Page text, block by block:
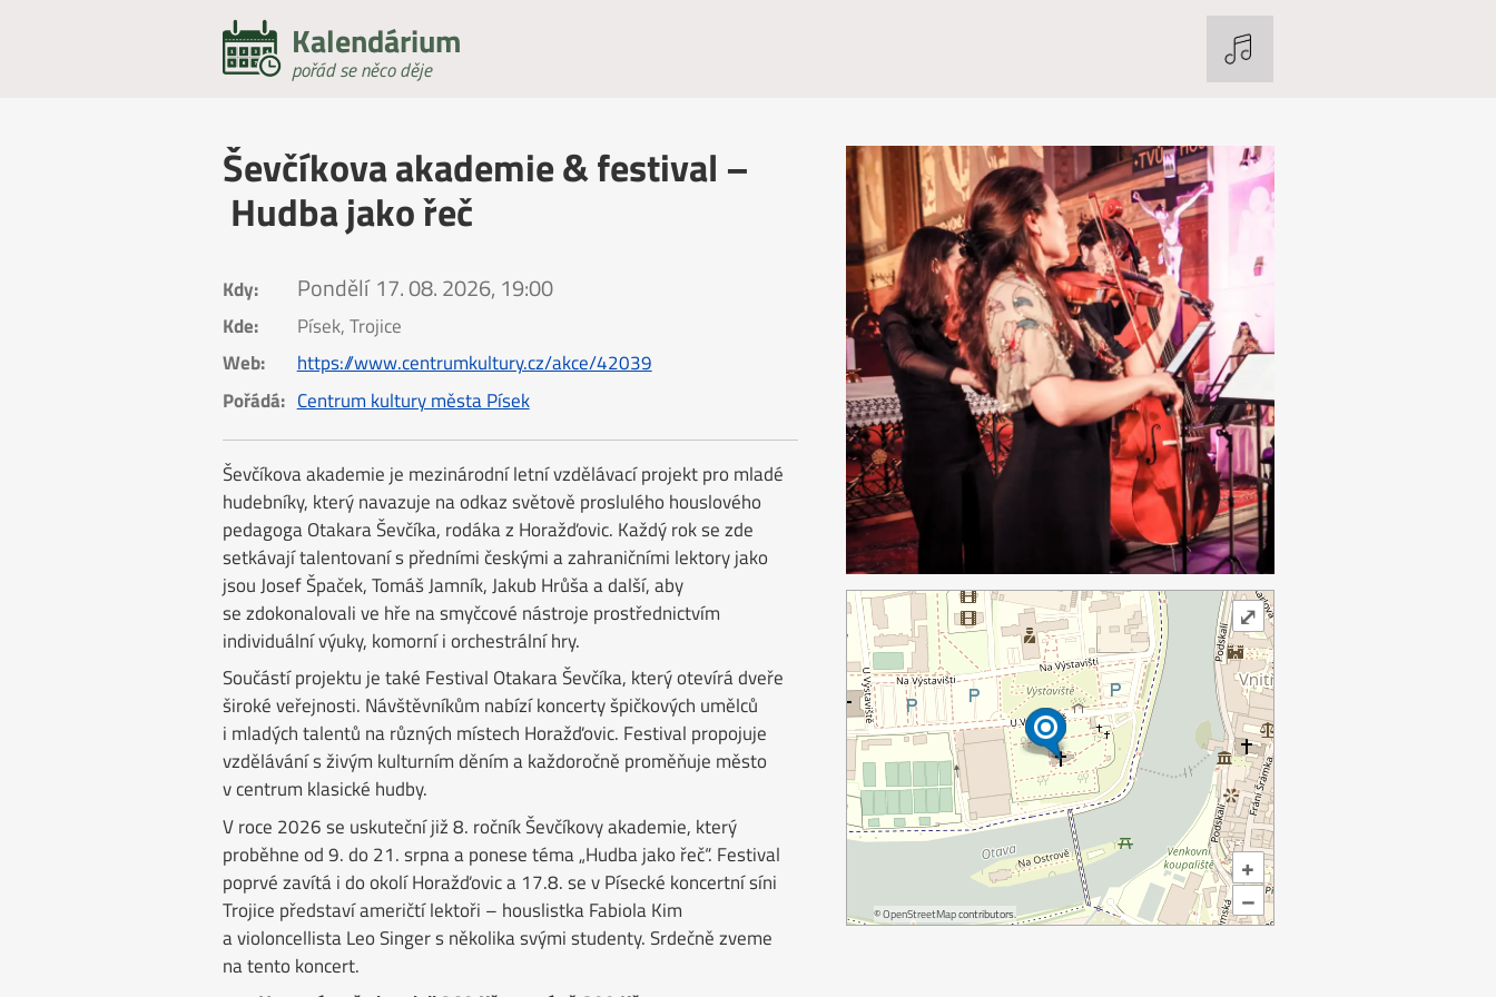
Kalendárium
pořád se něco děje
Ševčíkova akademie & festival –
Hudba jako řeč
Kdy: Pondělí 17. 08. 2026, 19:00
Kde:
Písek, Trojice
Web:
https://www.centrumkultury.cz/akce/42039
Pořádá: Centrum kultury města Písek
Ševčíkova akademie je mezinárodní letní vzdělávací projekt pro mladé
hudebníky, který navazuje na odkaz světově proslulého houslového
pedagoga Otakara Ševčíka, rodáka z Horažďovic. Každý rok se zde
setkávají talentovaní s předními českými a zahraničními lektory jako
jsou Josef Špaček, Tomáš Jamník, Jakub Hrůša a další, aby
se zdokonalovali ve hře na smyčcové nástroje prostřednictvím
individuální výuky, komorní i orchestrální hry.
Součástí projektu je také Festival Otakara Ševčíka, který otevírá dveře
široké veřejnosti. Návštěvníkům nabízí koncerty špičkových umělců
i mladých talentů na různých místech Horažďovic. Festival propojuje
vzdělávání s živým kulturním děním a každoročně proměňuje město
v centrum klasické hudby.
V roce 2026 se uskuteční již 8. ročník Ševčíkovy akademie, který
proběhne od 9. do 21. srpna a ponese téma „Hudba jako řeč“. Festival
poprvé zavítá i do okolí Horažďovic a 17.8. se v Písecké koncertní síni
Trojice představí američtí lektoři – houslistka Fabiola Kim
a violoncellista Leo Singer s několika svými studenty. Srdečně zveme
na tento koncert.
+
–
©OpenStreetMapcontributors.
⤢